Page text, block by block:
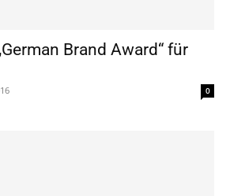
Brand Award“ für
0